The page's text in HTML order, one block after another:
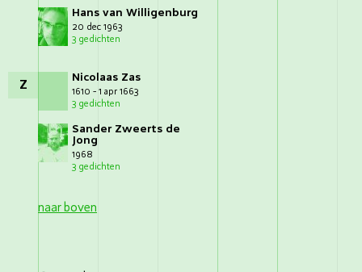
Hans van Willigenburg
20 dec 1963
3 gedichten
Z Nicolaas Zas
1610 - 1 apr 1663
3 gedichten
Sander Zweerts de
Jong
1968
3 gedichten
naar boven